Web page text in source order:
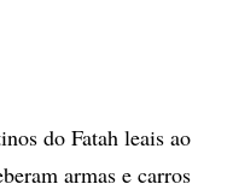
do Fatah leais ao
armas e carros